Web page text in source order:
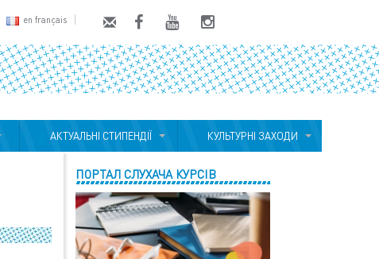
en français
АКТУАЛЬНІ СТИПЕНДІЇ КУЛЬТУРНІ ЗАХОДИ
ПОРТАЛ СЛУХАЧА КУРСІВ